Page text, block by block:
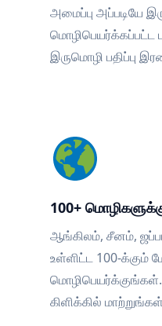
அமைப்பு அப்படியே
மொழிபெயர்க்கப்பட்ட
இருமொழி பதிப்பு
100+
ஆங்கிலம், சீனம்,
உள்ளிட்ட 100-க்கும்
கிளிக்கில்